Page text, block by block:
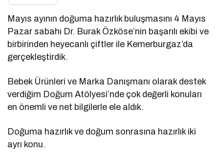
Mayıs ayının doğuma hazırlık buluşmasını 4 Mayıs
Pazar sabahı Dr. Burak Özköse’nin başarılı ekibi ve
birbirinden heyecanlı çiftler ile Kemerburgaz’da
gerçekleştirdik.
Bebek Ürünleri ve Marka Danışmanı olarak destek
verdiğim Doğum Atölyesi’nde çok değerli konuları
en önemli ve net bilgilerle ele aldık.
Doğuma hazırlık ve doğum sonrasına hazırlık iki
ayrı konu.